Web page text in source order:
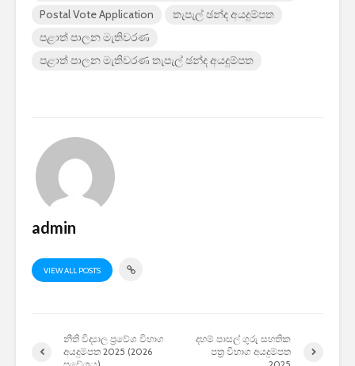
Postal Vote Application
තැපැල් ඡන්ද අයදුම්පත
පළාත් පාලන මැතිවරණ
පළාත් පාලන මැතිවරණ තැපැල් ඡන්ද අයදුම්පත
admin
VIEW ALL POSTS
නීති විද්‍යාල ප්‍රවේශ විභාග
අයදුම්පත 2025 (2026
දහම් පාසල් ගුරු සහතික
පත්‍ර විභාග අයදුම්පත